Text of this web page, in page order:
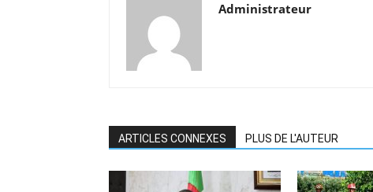
Administrateur
ARTICLES CONNEXES PLUS DE L'AUTEUR